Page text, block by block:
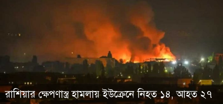
রাশিয়ার ক্ষেপণাস্ত্র হামলায় ইউক্রেনে নিহত ১৪, আহত ২৭